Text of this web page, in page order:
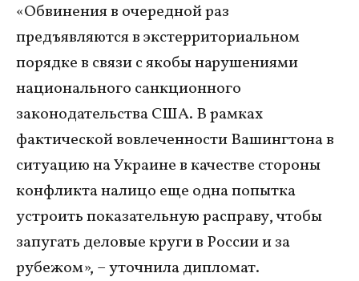
«Обвинения в очередной раз
предъявляются в экстерриториальном
порядке в связи с якобы нарушениями
национального санкционного
законодательства США. В рамках
фактической вовлеченности Вашингтона в
ситуацию на Украине в качестве стороны
конфликта налицо еще одна попытка
устроить показательную расправу, чтобы
запугать деловые круги в России и за
рубежом», – уточнила дипломат.